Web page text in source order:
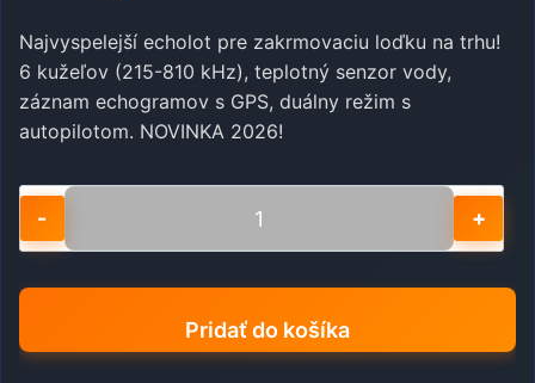
Najvyspelejší echolot pre zakrmovaciu loďku na trhu!
6 kužeľov (215-810 kHz), teplotný senzor vody,
záznam echogramov s GPS, duálny režim s
autopilotom. NOVINKA 2026!
MASTER
S300
Pridať do košíka